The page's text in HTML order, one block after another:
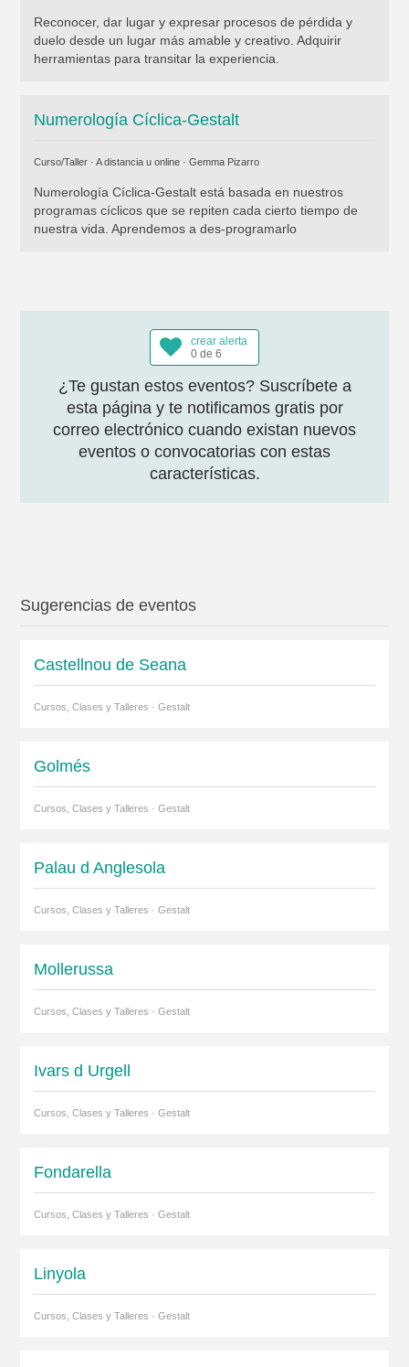
Reconocer, dar lugar y expresar procesos de pérdida y
duelo desde un lugar más amable y creativo. Adquirir
herramientas para transitar la experiencia.
Numerología Cíclica-Gestalt
Curso/Taller · A distancia u online · Gemma Pizarro
Numerología Cíclica-Gestalt está basada en nuestros
programas cíclicos que se repiten cada cierto tiempo de
nuestra vida. Aprendemos a des-programarlo
crear alerta
0 de 6
¿Te gustan estos eventos? Suscríbete a
esta página y te notificamos gratis por
correo electrónico cuando existan nuevos
eventos o convocatorias con estas
características.
Sugerencias de eventos
Castellnou de Seana
Cursos, Clases y Talleres · Gestalt
Golmés
Cursos, Clases y Talleres · Gestalt
Palau d Anglesola
Cursos, Clases y Talleres · Gestalt
Mollerussa
Cursos, Clases y Talleres · Gestalt
Ivars d Urgell
Cursos, Clases y Talleres · Gestalt
Fondarella
Cursos, Clases y Talleres · Gestalt
Linyola
Cursos, Clases y Talleres · Gestalt